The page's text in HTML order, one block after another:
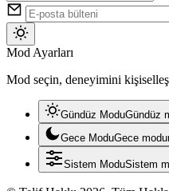
Mod
değiştir
Mod Ayarları
Mod seçin, deneyimini
Gündüz ModuGündüz
Gece ModuGece
Sistem ModuSistem